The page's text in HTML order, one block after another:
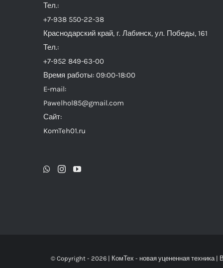
Тел.:
+7-938 550-22-38
Краснодарский край, г. Лабинск, ул. Победы, 161
Тел.:
+7-952 849-63-00
Время работы: 09:00-18:00
E-mail:
Pawelhol85@gmail.com
Сайт:
KomTeh01.ru
© Copyright - 2026 | КомТех - новая уцененная техника